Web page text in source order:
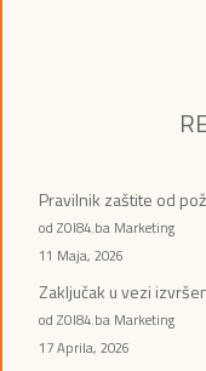
Pravilnik zaštite od
od ZOI84.ba Marketing
11 Maja, 2026
Zaključak u vezi
od ZOI84.ba Marketing
17 Aprila, 2026